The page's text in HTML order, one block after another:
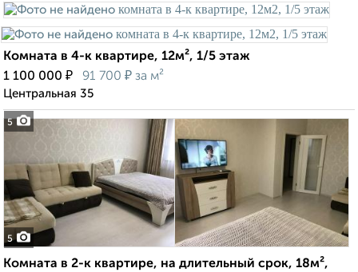
5
Комната в 4-к квартире, 12м², 1/5 этаж
1 100 000 ₽ 91 700 ₽ за м²
Центральная 35
5
Комната в 2-к квартире, на длительный срок, 18м²,